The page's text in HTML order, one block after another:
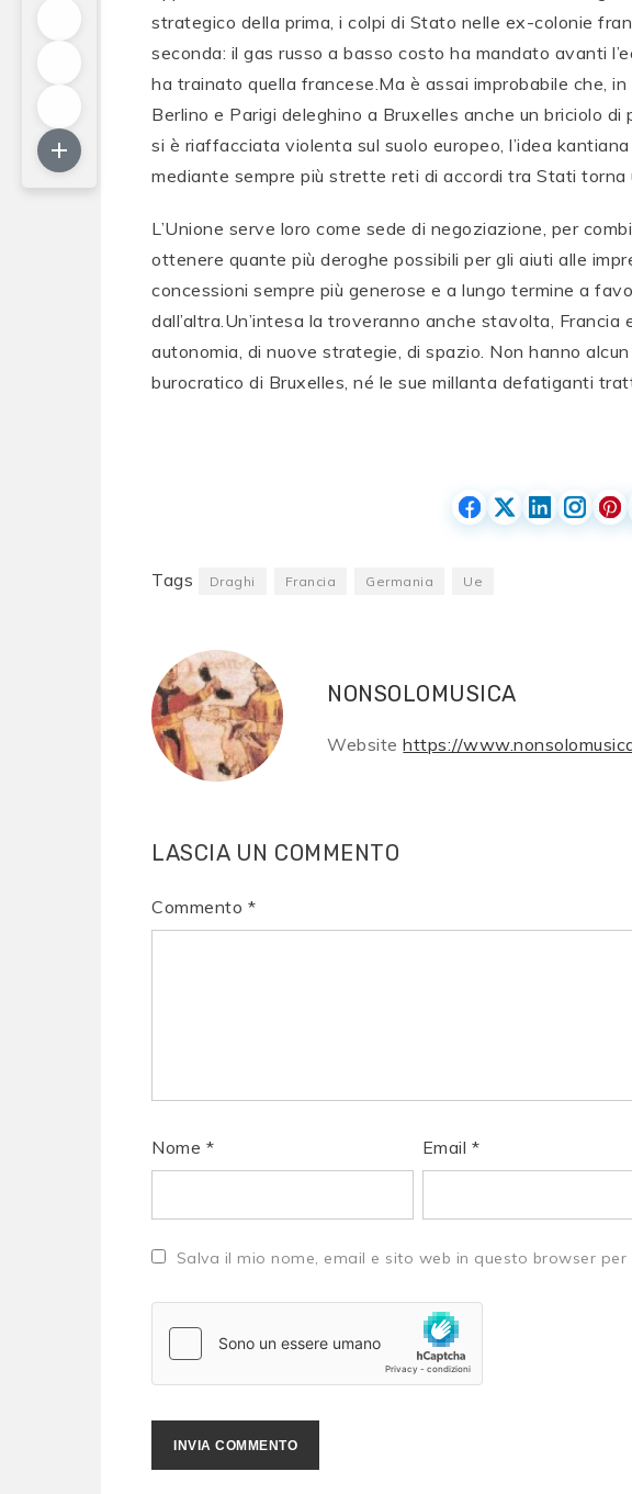
strategico della prima, i colpi di Stato nelle ex-colonie
seconda: il gas russo a basso costo ha mandato avanti
ha trainato quella francese.Ma è assai improbabile che,
Berlino e Parigi deleghino a Bruxelles anche un briciolo di
si è riaffacciata violenta sul suolo europeo, l’idea
mediante sempre più strette reti di accordi tra Stati torna
L’Unione serve loro come sede di negoziazione, per
ottenere quante più deroghe possibili per gli aiuti alle
concessioni sempre più generose e a lungo termine a
dall’altra.Un’intesa la troveranno anche stavolta,
autonomia, di nuove strategie, di spazio. Non hanno
burocratico di Bruxelles, né le sue millanta defatiganti
Tags Draghi Francia Germania Ue
NONSOLOMUSICA
Website https://
LASCIA UN COMMENTO
Commento *
Nome * Email *
Salva il mio nome, email e sito web in questo browser